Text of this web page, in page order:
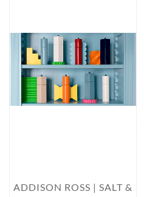
ADDISON ROSS | SALT &